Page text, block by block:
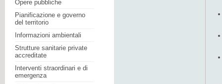
Opere pubbliche
Pianificazione e governo
del territorio
Informazioni ambientali
Strutture sanitarie private
accreditate
Interventi straordinari e di
emergenza